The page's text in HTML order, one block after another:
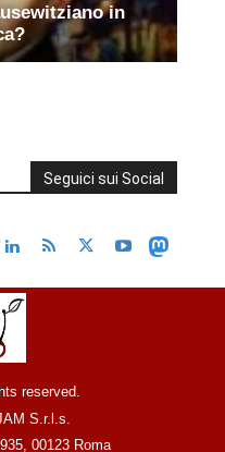
in
Seguici sui Social
reserved.
S.r.l.s.
00123 Roma